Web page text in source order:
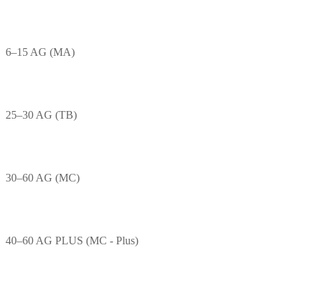
6–15 AG (MA)
25–30 AG (TB)
30–60 AG (MC)
40–60 AG PLUS (MC - Plus)